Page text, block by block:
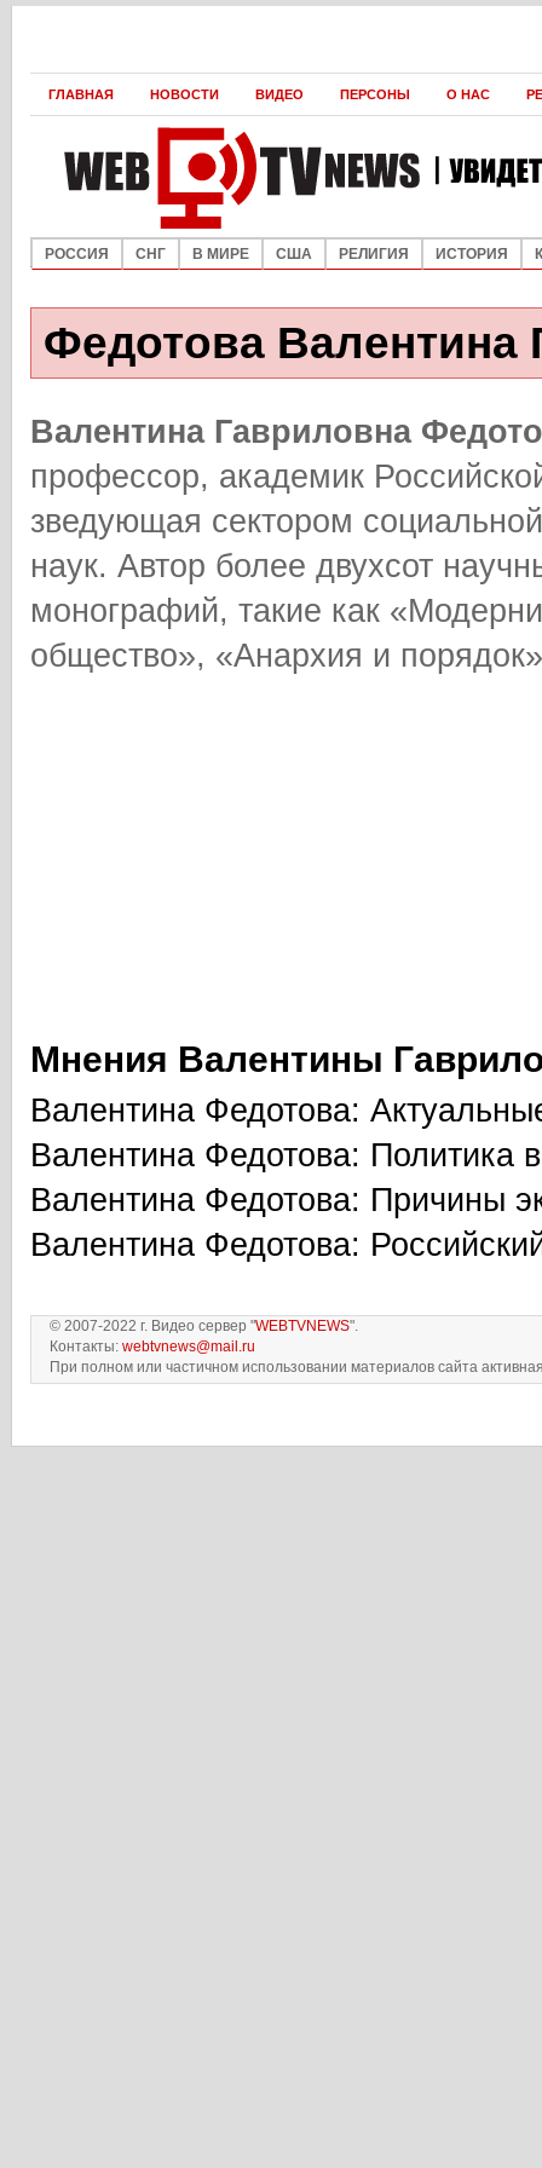
ГЛАВНАЯ НОВОСТИ ВИДЕО ПЕРСОНЫ О НАС
РОССИЯ СНГ В МИРЕ США РЕЛИГИЯ ИСТОРИЯ
Федотова Валентина
Валентина Гавриловна
профессор, академик
зведующая сектором
наук. Автор более двухсот
монографий, такие как
общество», «Анархия и
Мнения Валентины
Валентина Федотова:
Валентина Федотова: Политика
Валентина Федотова: Причины
Валентина Федотова:
© 2007-2022 г. Видео сервер "WEBTVNEWS".
Контакты: webtvnews@mail.ru
При полном или частичном использовании материалов сайта